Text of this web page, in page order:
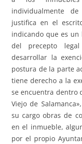
individualmente
justifica en el
indicando que es
del precepto
desarrollar la
postura de la parte
tiene derecho a la
se encuentra dentro
Viejo de
su cargo obras de
en el inmueble,
por el propio